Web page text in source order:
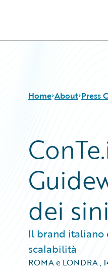
Home About Press
dei
Il brand italiano
scalabilità
ROMA e LONDRA,